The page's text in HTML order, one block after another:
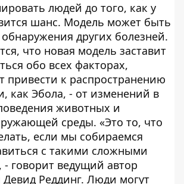
людей до того, как у
шанс. Модель может быть
других болезней.
что новая модель заставит
обо всех факторах,
привести к распространению
как Эбола, - от изменений в
животных и
среды. «Это то, что
если мы собираемся
с такими сложными
говорит ведущий автор
Девид Реддинг. Люди могут